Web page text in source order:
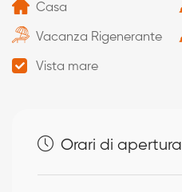
Casa
Vacanza Rigenerante
Vista mare
Orari di apertura